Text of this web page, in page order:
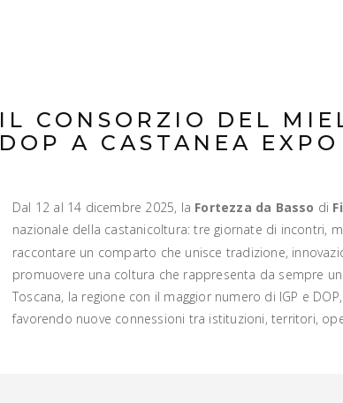
IL CONSORZIO DEL
DOP A CASTANEA
Dal 12 al 14 dicembre 2025, la Fortezza da Basso di
nazionale della castanicoltura: tre giornate di incontri,
raccontare un comparto che unisce tradizione,
promuovere una coltura che rappresenta da sempre
Toscana, la regione con il maggior numero di IGP e
favorendo nuove connessioni tra istituzioni, territori,